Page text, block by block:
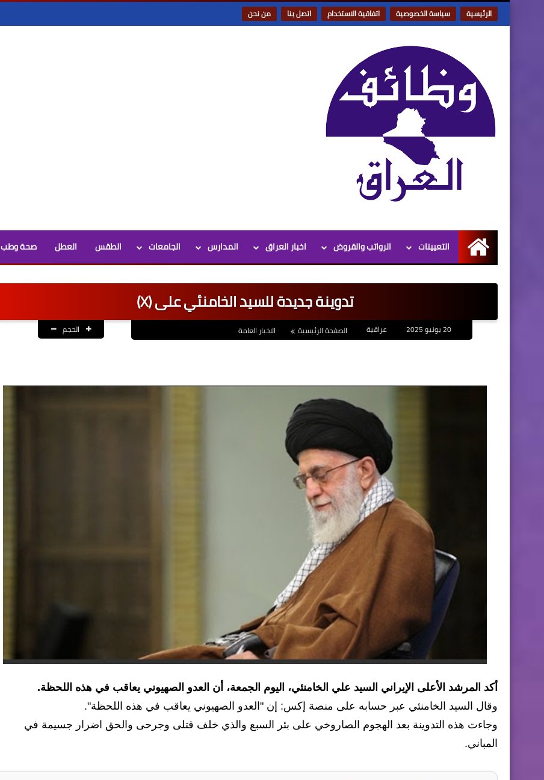
الرئيسية سياسة الخصوصية اتفاقية الاستخدام اتصل بنا من نحن
الرئيسية
التعيينات الرواتب والقروض اخبار العراق المدارس الجامعات الطقس العطل صحة وطب
تدوينة جديدة للسيد الخامنئي على (X)
عراقية الصفحة الرئيسية الاخبار العامة الحجم
أكد المرشد الأعلى الإيراني السيد علي الخامنئي، اليوم الجمعة، أن العدو الصهيوني يعاقب في هذه اللحظة.
وقال السيد الخامنئي عبر حسابه على منصة إكس: إن "العدو الصهيوني يعاقب في هذه اللحظة".
وجاءت هذه التدوينة بعد الهجوم الصاروخي على بئر السبع والذي خلف قتلى وجرحى والحق اضرار جسيمة في
المباني.